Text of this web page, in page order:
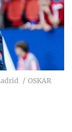
OSKAR